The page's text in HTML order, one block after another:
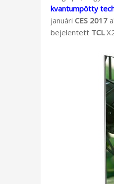
kvantumpötty
januári CES 2017
bejelentett TCL